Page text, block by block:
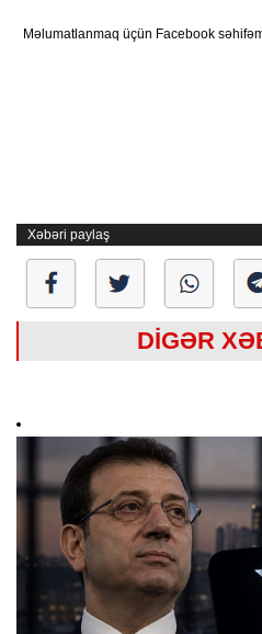
Məlumatlanmaq üçün Facebook
Xəbəri paylaş
DİGƏR